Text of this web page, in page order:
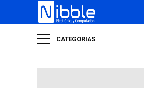
CATEGORIAS